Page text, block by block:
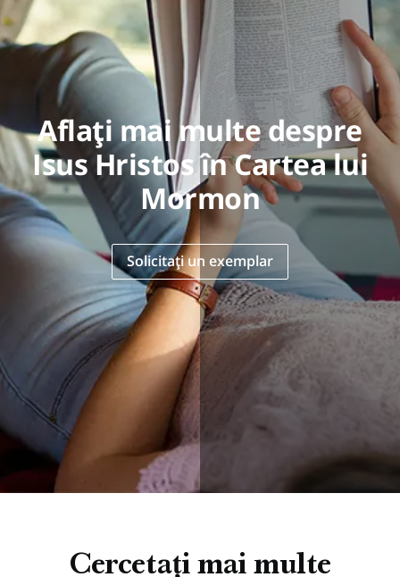
Aflați mai multe despre
Isus Hristos în Cartea lui
Mormon
Solicitați un exemplar
Cercetați mai multe